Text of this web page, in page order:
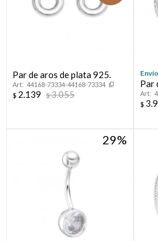
Par de aros de plata 925.
44168-73334-44168-73334
$ 2.139 $3.055
Par
$
29